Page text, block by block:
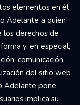
elementos en él
Adelante a quien
los derechos de
y, en especial,
comunicación
del sitio web
Adelante pone
implica su